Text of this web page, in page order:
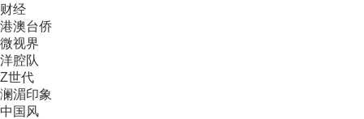
财经
港澳台侨
微视界
洋腔队
Z世代
澜湄印象
中国风